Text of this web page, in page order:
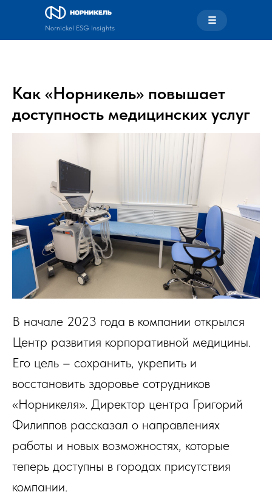
☰
Nornickel ESG Insights
Как «Норникель» повышает
доступность медицинских услуг
В начале 2023 года в компании открылся
Центр развития корпоративной медицины.
Его цель – сохранить, укрепить и
восстановить здоровье сотрудников
«Норникеля». Директор центра Григорий
Филиппов рассказал о направлениях
работы и новых возможностях, которые
теперь доступны в городах присутствия
компании.